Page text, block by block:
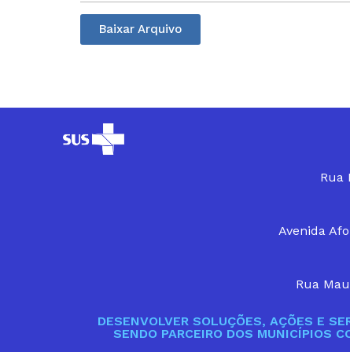
Baixar Arquivo
Rua
Avenida
Rua
DESENVOLVER SOLUÇÕES, AÇÕES E
SENDO PARCEIRO DOS MUNICÍPIOS